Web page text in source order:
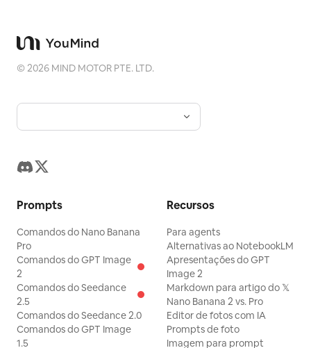
©2026 MIND MOTOR PTE. LTD.
Prompts
Comandos do Nano Banana
Pro
Comandos do GPT Image
2
Comandos do Seedance
2.5
Comandos do Seedance 2.0
Comandos do GPT Image
1.5
Recursos
Para agents
Alternativas ao NotebookLM
Apresentações do GPT
Image 2
Markdown para artigo do 𝕏
Nano Banana 2 vs. Pro
Editor de fotos com IA
Prompts de foto
Imagem para prompt